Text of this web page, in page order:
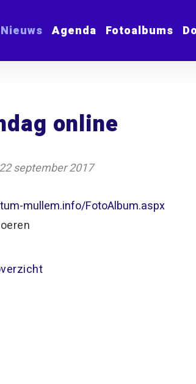
Nieuws Agenda Fotoalbums
online
september 2017
mullem.info/FotoAlbum.aspx